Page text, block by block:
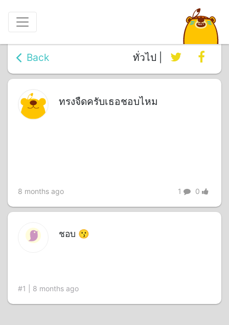
Back ทั่วไป |
ทรงจืดครับเธอชอบไหม
8 months ago 1 0
ชอบ 😗
#1 | 8 months ago